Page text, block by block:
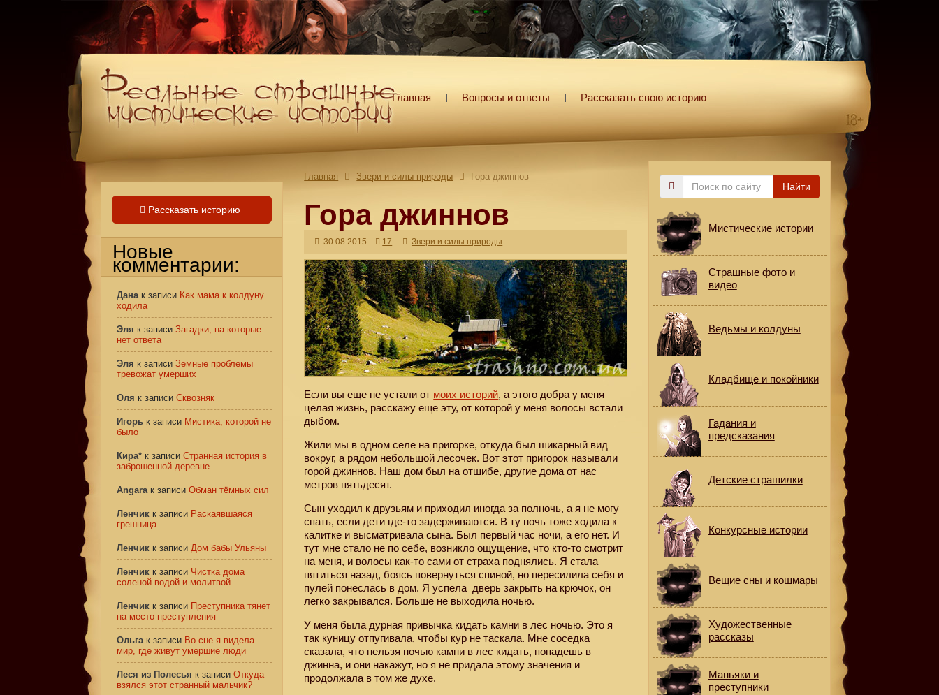
Главная Вопросы и ответы Рассказать свою историю
Главная Звери и силы природы Гора джиннов
Гора джиннов
30.08.2015 17 Звери и силы природы
Если вы еще не устали от моих историй, а этого добра у меня
целая жизнь, расскажу еще эту, от которой у меня волосы встали
дыбом.
Жили мы в одном селе на пригорке, откуда был шикарный вид
вокруг, а рядом небольшой лесочек. Вот этот пригорок называли
горой джиннов. Наш дом был на отшибе, другие дома от нас
метров пятьдесят.
Сын уходил к друзьям и приходил иногда за полночь, а я не могу
спать, если дети где-то задерживаются. В ту ночь тоже ходила к
калитке и высматривала сына. Был первый час ночи, а его нет. И
тут мне стало не по себе, возникло ощущение, что кто-то смотрит
на меня, и волосы как-то сами от страха поднялись. Я стала
пятиться назад, боясь повернуться спиной, но пересилила себя и
пулей понеслась в дом. Я успела дверь закрыть на крючок, он
легко закрывался. Больше не выходила ночью.
У меня была дурная привычка кидать камни в лес ночью. Это я
так куницу отпугивала, чтобы кур не таскала. Мне соседка
сказала, что нельзя ночью камни в лес кидать, попадешь в
джинна, и они накажут, но я не придала этому значения и
продолжала в том же духе.
Рассказать историю
Новые
комментарии:
Данак записи Как мама к колдуну
ходила
Эля к записи Загадки, на которые
нет ответа
Эля к записи Земные проблемы
тревожат умерших
Оля к записи Сквозняк
Игорь к записи Мистика, которой не
было
Кира* к записи Странная история в
заброшенной деревне
Angaraк записи Обман тёмных сил
Ленчик к записи Раскаявшаяся
грешница
Ленчик к записи Дом бабы Ульяны
Ленчик к записи Чистка дома
соленой водой и молитвой
Ленчик к записи Преступника тянет
на место преступления
Ольгак записи Во сне я видела
мир, где живут умершие люди
Леся из Полесья к записи Откуда
взялся этот странный мальчик?
Поиск
Найти
Мистические истории
Страшные фото и
видео
Ведьмы и колдуны
Кладбище и покойники
Гадания и
предсказания
Детские страшилки
Конкурсные истории
Вещие сны и кошмары
Художественные
рассказы
Маньяки и
преступники